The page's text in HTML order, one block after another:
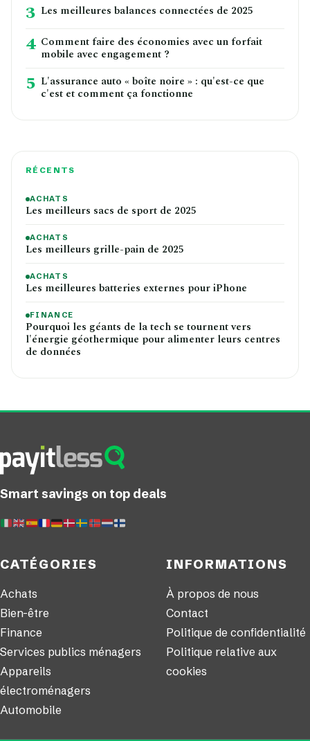
3 Les meilleures balances connectées de 2025
4 Comment faire des économies avec un forfait
mobile avec engagement ?
5 L'assurance auto « boîte noire » : qu'est-ce que
c'est et comment ça fonctionne
RÉCENTS
ACHATS
Les meilleurs sacs de sport de 2025
ACHATS
Les meilleurs grille-pain de 2025
ACHATS
Les meilleures batteries externes pour iPhone
FINANCE
Pourquoi les géants de la tech se tournent vers
l'énergie géothermique pour alimenter leurs centres
de données
Smart savings on top deals
CATÉGORIES
Achats
Bien-être
Finance
Services publics ménagers
Appareils
électroménagers
Automobile
INFORMATIONS
À propos de nous
Contact
Politique de confidentialité
Politique relative aux
cookies